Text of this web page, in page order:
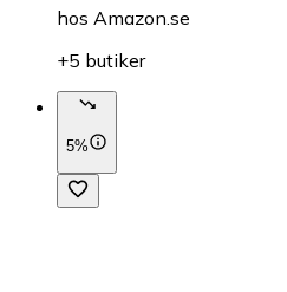
hos Amazon.se
+5 butiker
5%